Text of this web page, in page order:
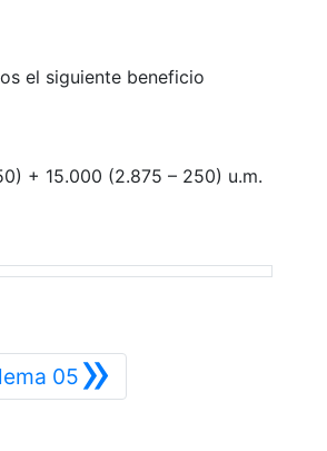
el siguiente beneficio
+ 15.000 (2.875 – 250) u.m.
»
05 Siguiente